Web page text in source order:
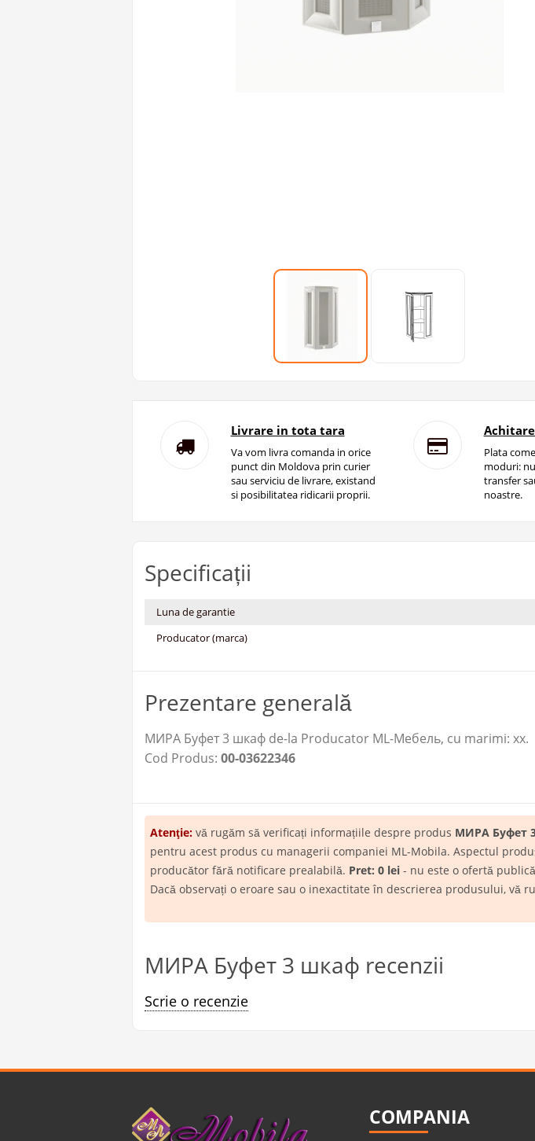
Livrare in tota tara
Va vom livra comanda in orice
punct din Moldova prin curier
sau serviciu de livrare, existand
si posibilitatea ridicarii proprii.
Plata
moduri:
transfer
noastre.
Specificații
Luna de garantie
Producator (marca)
Prezentare generală
МИРА Буфет 3 шкаф de-la Producator ML-Мебель​, cu marimi: xx.
Cod Produs: 00-03622346
Atenţie: vă rugăm să verificați informațiile despre produs МИРА Буфет
pentru acest produs cu managerii companiei ML-Mobila. Aspectul
producător fără notificare prealabilă. Pret: 0 lei - nu este o ofertă
Dacă observați o eroare sau o inexactitate în descrierea produsului, vă
МИРА Буфет 3 шкаф recenzii
Scrie o recenzie
COMPANIA